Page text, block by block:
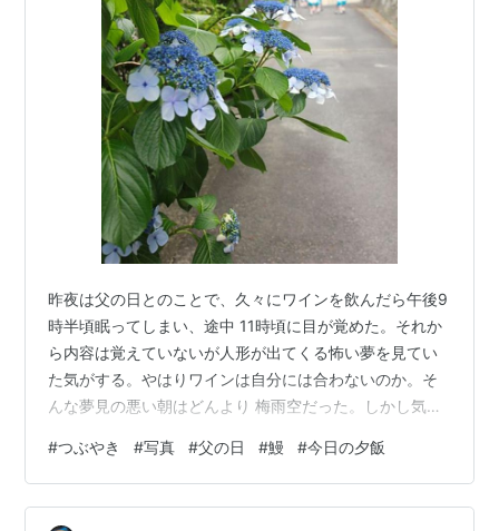
昨夜は父の日とのことで、久々にワインを飲んだら午後9
時半頃眠ってしまい、途中 11時頃に目が覚めた。それか
ら内容は覚えていないが人形が出てくる怖い夢を見てい
た気がする。やはりワインは自分には合わないのか。そ
んな夢見の悪い朝はどんより 梅雨空だった。しかし気温
だ。 昨日はそう父の日で、娘夫婦から宅急便が届いた。
大きめの冷凍の鰻。冷蔵で解凍してさっそく今日の夕飯
に。 今日の夕飯「鰻丼ぶり錦糸卵入り」 一度袋のまま熱
#つぶやき #写真 #父の日 #鰻 #今日の夕飯